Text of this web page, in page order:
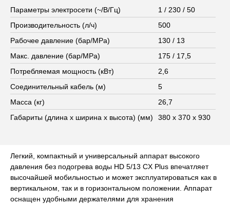
Параметры электросети (~/В/Гц) 1 / 230 / 50
Производительность (л/ч) 500
Рабочее давление (бар/MPa) 130 / 13
Макс. давление (бар/MPa) 175 / 17,5
Потребляемая мощность (кВт) 2,6
Соединительный кабель (м) 5
Масса (кг) 26,7
Габариты (длина х ширина х высота) (мм) 380 x 370 x 930
Легкий, компактный и универсальный аппарат высокого
давления без подогрева воды HD 5/13 CX Plus впечатляет
высочайшей мобильностью и может эксплуатироваться как в
вертикальном, так и в горизонтальном положении. Аппарат
оснащен удобными держателями для хранения